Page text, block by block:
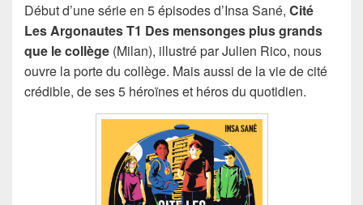
Début d’une série en 5 épisodes d’Insa Sané, Cité
Les Argonautes T1 Des mensonges plus grands
que le collège (Milan), illustré par Julien Rico, nous
ouvre la porte du collège. Mais aussi de la vie de cité
crédible, de ses 5 héroïnes et héros du quotidien.